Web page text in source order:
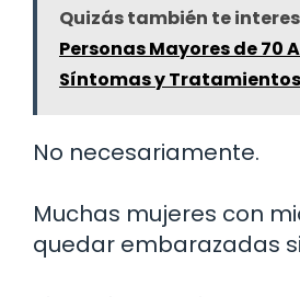
Quizás también te
Personas Mayores de 70
Síntomas y
No necesariamente.
Muchas mujeres con
quedar embarazadas